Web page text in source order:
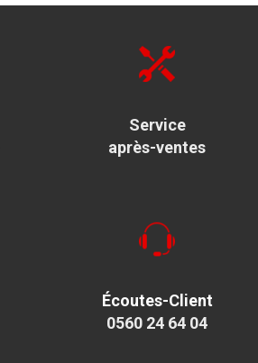
Service
après-ventes
Écoutes-Client
0560 24 64 04